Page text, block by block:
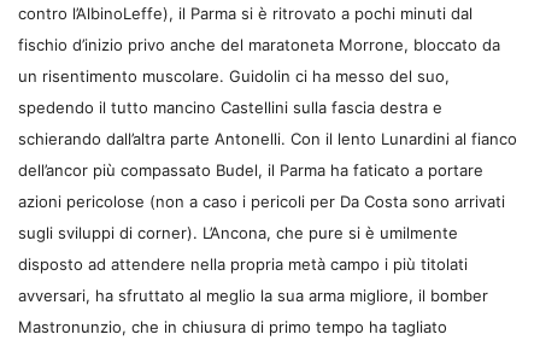
contro l’AlbinoLeffe), il Parma si è ritrovato a pochi minuti dal
fischio d’inizio privo anche del maratoneta Morrone, bloccato da
un risentimento muscolare. Guidolin ci ha messo del suo,
spedendo il tutto mancino Castellini sulla fascia destra e
schierando dall’altra parte Antonelli. Con il lento Lunardini al fianco
dell’ancor più compassato Budel, il Parma ha faticato a portare
azioni pericolose (non a caso i pericoli per Da Costa sono arrivati
sugli sviluppi di corner). L’Ancona, che pure si è umilmente
disposto ad attendere nella propria metà campo i più titolati
avversari, ha sfruttato al meglio la sua arma migliore, il bomber
Mastronunzio, che in chiusura di primo tempo ha tagliato